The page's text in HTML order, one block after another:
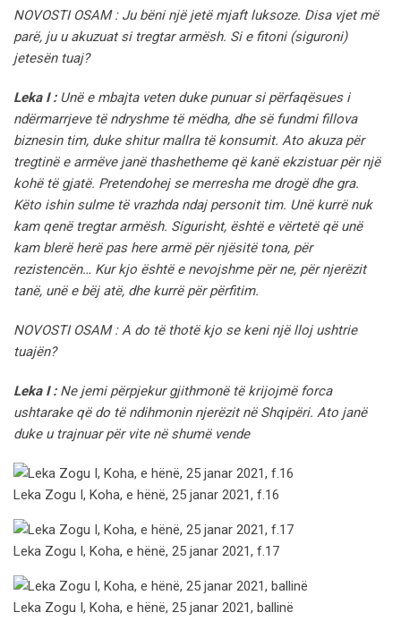
NOVOSTI OSAM : Ju bëni një jetë mjaft luksoze. Disa vjet më
parë, ju u akuzuat si tregtar armësh. Si e fitoni (siguroni)
jetesën tuaj?
Leka I : Unë e mbajta veten duke punuar si përfaqësues i
ndërmarrjeve të ndryshme të mëdha, dhe së fundmi fillova
biznesin tim, duke shitur mallra të konsumit. Ato akuza për
tregtinë e armëve janë thashetheme që kanë ekzistuar për një
kohë të gjatë. Pretendohej se merresha me drogë dhe gra.
Këto ishin sulme të vrazhda ndaj personit tim. Unë kurrë nuk
kam qenë tregtar armësh. Sigurisht, është e vërtetë që unë
kam blerë herë pas here armë për njësitë tona, për
rezistencën… Kur kjo është e nevojshme për ne, për njerëzit
tanë, unë e bëj atë, dhe kurrë për përfitim.
NOVOSTI OSAM : A do të thotë kjo se keni një lloj ushtrie
tuajën?
Leka I : Ne jemi përpjekur gjithmonë të krijojmë forca
ushtarake që do të ndihmonin njerëzit në Shqipëri. Ato janë
duke u trajnuar për vite në shumë vende
Leka Zogu I, Koha, e hënë, 25 janar 2021, f.16
Leka Zogu I, Koha, e hënë, 25 janar 2021, f.17
Leka Zogu I, Koha, e hënë, 25 janar 2021, ballinë